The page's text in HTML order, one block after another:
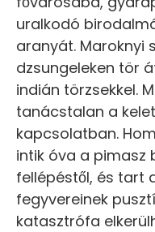
uralkodó
aranyát. Maroknyi
dzsungeleken tör
indián törzsekkel.
tanácstalan a
kapcsolatban.
intik óva a pimasz
fellépéstől, és tart
fegyvereinek
katasztrófa